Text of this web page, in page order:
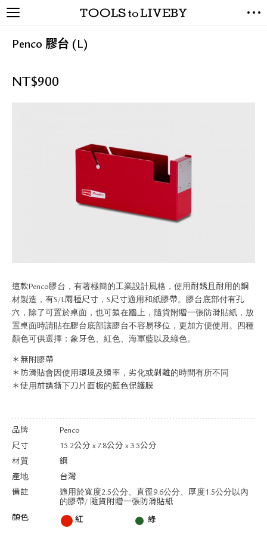
Penco 膠台 (L)
NT$900
這款Penco膠台，有著極簡的工業設計風格，使用耐銹且耐用的鋼
材製造，有S/L兩種尺寸，S尺寸適用和紙膠帶。膠台底部付有孔
穴，除了可置於桌面，也可鎖在牆上，隨貨附贈一張防滑貼紙，放
置桌面時請貼在膠台底部讓膠台不容易移位，更加方便使用。四種
顏色可供選擇：象牙色、紅色、海軍藍以及綠色。
＊無附膠帶
＊防滑貼會因使用環境及頻率，劣化或剝離的時間有所不同
＊使用前請撕下刀片面板的藍色保護膜
品牌
Penco
尺寸
15.2公分 x 7.8公分 x 3.5公分
材質
鋼
產地
台灣
備註
適用於寬度2.5公分、直徑9.6公分、厚度1.5公分以內
的膠帶/ 隨貨附贈一張防滑貼紙
顏色
紅 綠
EXCLUSIVES
LIVING TOOLS
BLOG
媒體報導
常見問題
隱私政策
網站地圖